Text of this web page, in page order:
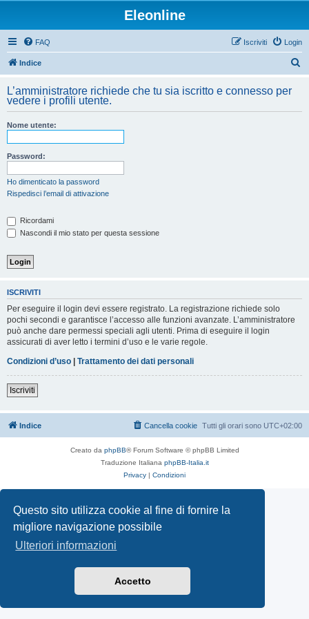
Questo sito utilizza cookie al fine di fornire la
migliore navigazione possibile
Ulteriori informazioni
Accetto
Eleonline
FAQ Login
Iscriviti
Indice
c
L’amministratore richiede che tu sia iscritto e connesso per
vedere i profili utente.
Nome utente:
Password:
Ho dimenticato la password
Rispedisci l’email di attivazione
Ricordami
Nascondi il mio stato per questa sessione
ISCRIVITI
Per eseguire il login devi essere registrato. La registrazione richiede solo
pochi secondi e garantisce l’accesso alle funzioni avanzate. L’amministratore
può anche dare permessi speciali agli utenti. Prima di eseguire il login
assicurati di aver letto i termini d’uso e le varie regole.
Condizioni d’uso | Trattamento dei dati personali
Iscriviti
Indice Tutti gli orari sono UTC+02:00
Cancella cookie
Creato da phpBB® Forum Software © phpBB Limited
Traduzione Italiana phpBB-Italia.it
Privacy | Condizioni